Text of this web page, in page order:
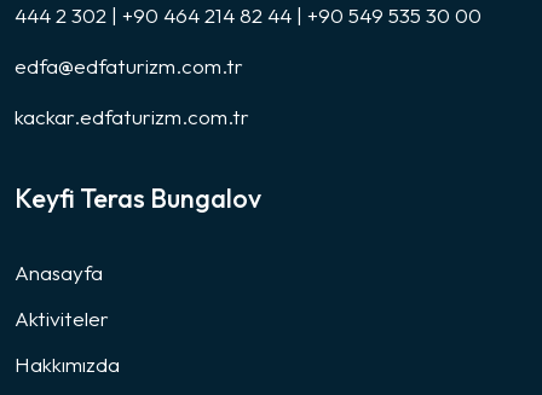
444 2 302 | +90 464 214 82 44 | +90 549 535 30 00
edfa@edfaturizm.com.tr
kackar.edfaturizm.com.tr
Keyfi Teras Bungalov
Anasayfa
Aktiviteler
Hakkımızda